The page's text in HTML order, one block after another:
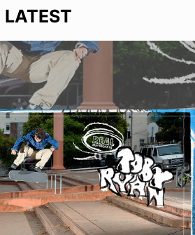
LATEST